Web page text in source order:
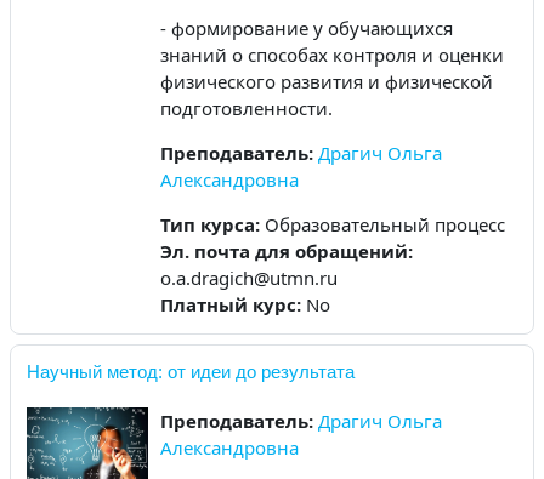
- формирование у обучающихся
знаний о способах контроля и оценки
физического развития и физической
подготовленности.
Преподаватель: Драгич Ольга
Александровна
Тип курса: Образовательный процесс
Эл. почта для обращений:
o.a.dragich@utmn.ru
Платный курс: No
Научный метод: от идеи до результата
Преподаватель: Драгич Ольга
Александровна